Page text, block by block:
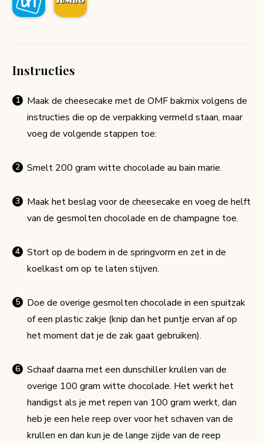
Instructies
Maak de cheesecake met de OMF bakmix volgens de
instructies die op de verpakking vermeld staan, maar
voeg de volgende stappen toe:
Smelt 200 gram witte chocolade au bain marie.
Maak het beslag voor de cheesecake en voeg de helft
van de gesmolten chocolade en de champagne toe.
Stort op de bodem in de springvorm en zet in de
koelkast om op te laten stijven.
Doe de overige gesmolten chocolade in een spuitzak
of een plastic zakje (knip dan het puntje ervan af op
het moment dat je de zak gaat gebruiken).
Schaaf daarna met een dunschiller krullen van de
overige 100 gram witte chocolade. Het werkt het
handigst als je met repen van 100 gram werkt, dan
heb je een hele reep over voor het schaven van de
krullen en dan kun je de lange zijde van de reep